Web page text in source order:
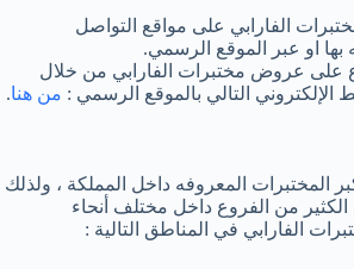
الفارابي على مواقع التواصل
بها او عبر الموقع الرسمي.
على عروض مختبرات الفارابي من خلال
الإلكتروني التالي بالموقع الرسمي : من هنا.
المختبرات المعروفه داخل المملكة ، ولذلك
الكثير من الفروع داخل مختلف أنحاء
الفارابي في المناطق التالية :